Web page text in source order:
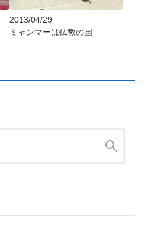
2013/04/29
ミャンマーは仏教の国